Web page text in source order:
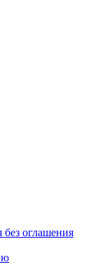
оглашения